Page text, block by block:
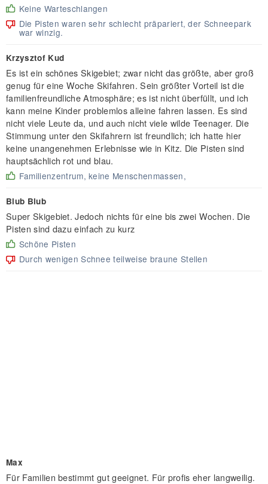
Keine Warteschlangen
Die Pisten waren sehr schlecht präpariert, der Schneepark
war winzig.
Krzysztof Kud
Es ist ein schönes Skigebiet; zwar nicht das größte, aber groß
genug für eine Woche Skifahren. Sein größter Vorteil ist die
familienfreundliche Atmosphäre; es ist nicht überfüllt, und ich
kann meine Kinder problemlos alleine fahren lassen. Es sind
nicht viele Leute da, und auch nicht viele wilde Teenager. Die
Stimmung unter den Skifahrern ist freundlich; ich hatte hier
keine unangenehmen Erlebnisse wie in Kitz. Die Pisten sind
hauptsächlich rot und blau.
Familienzentrum, keine Menschenmassen,
Blub Blub
Super Skigebiet. Jedoch nichts für eine bis zwei Wochen. Die
Pisten sind dazu einfach zu kurz
Schöne Pisten
Durch wenigen Schnee teilweise braune Stellen
Max
Für Familien bestimmt gut geeignet. Für profis eher langweilig.